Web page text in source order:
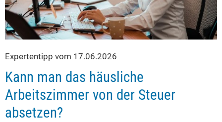
Expertentipp vom 17.06.2026
Kann man das häusliche
Arbeitszimmer von der Steuer
absetzen?